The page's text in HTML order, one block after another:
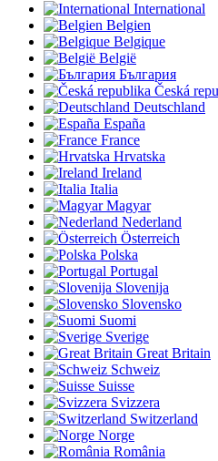
International
Belgien
Belgique
België
България
Česká
Deutschland
España
France
Hrvatska
Ireland
Italia
Magyar
Nederland
Österreich
Polska
Portugal
Slovenija
Slovensko
Suomi
Sverige
Great Britain
Schweiz
Suisse
Svizzera
Switzerland
Norge
România